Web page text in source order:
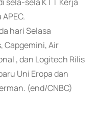
hari Selasa
Capgemini, Air
, dan Logitech Rilis
Uni Eropa dan
(end/CNBC)